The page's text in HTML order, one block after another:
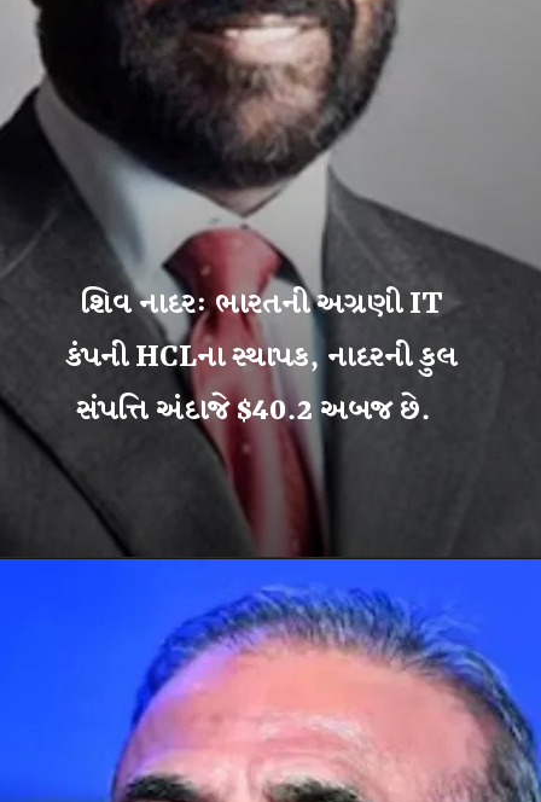
શિવ નાદર: ભારતની અગ્રણી IT
કંપની HCLના સ્થાપક, નાદરની કુલ
સંપત્તિ અંદાજે $40.2 અબજ છે.